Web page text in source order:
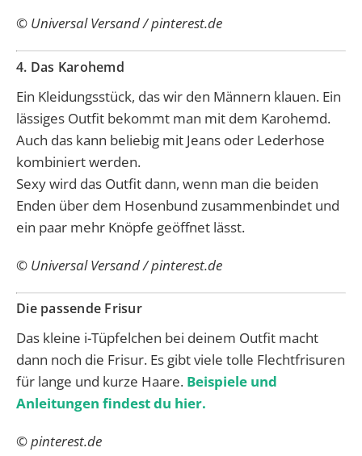
© Universal Versand / pinterest.de
4. Das Karohemd
Ein Kleidungsstück, das wir den Männern klauen. Ein
lässiges Outfit bekommt man mit dem Karohemd.
Auch das kann beliebig mit Jeans oder Lederhose
kombiniert werden.
Sexy wird das Outfit dann, wenn man die beiden
Enden über dem Hosenbund zusammenbindet und
ein paar mehr Knöpfe geöffnet lässt.
© Universal Versand / pinterest.de
Die passende Frisur
Das kleine i-Tüpfelchen bei deinem Outfit macht
dann noch die Frisur. Es gibt viele tolle Flechtfrisuren
für lange und kurze Haare. Beispiele und
Anleitungen findest du hier.
© pinterest.de